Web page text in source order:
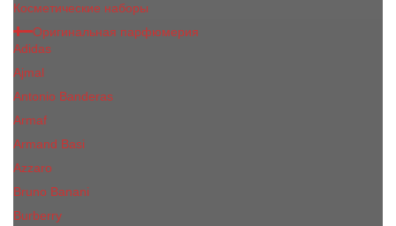
Косметические наборы
Оригинальная парфюмерия
Adidas
Ajmal
Antonio Banderas
Armaf
Armand Basi
Azzaro
Bruno Banani
Burberry